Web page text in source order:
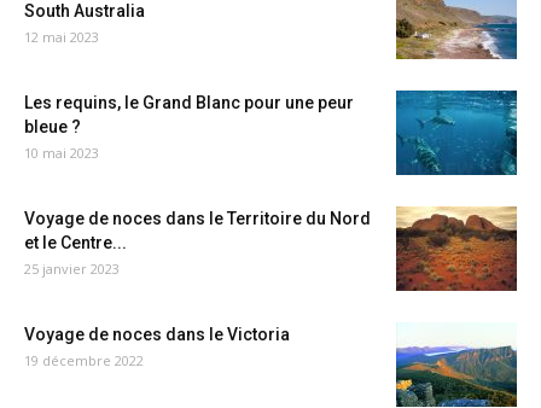
South Australia
12 mai 2023
Les requins, le Grand Blanc pour une peur
bleue ?
10 mai 2023
Voyage de noces dans le Territoire du Nord
et le Centre...
25 janvier 2023
Voyage de noces dans le Victoria
19 décembre 2022